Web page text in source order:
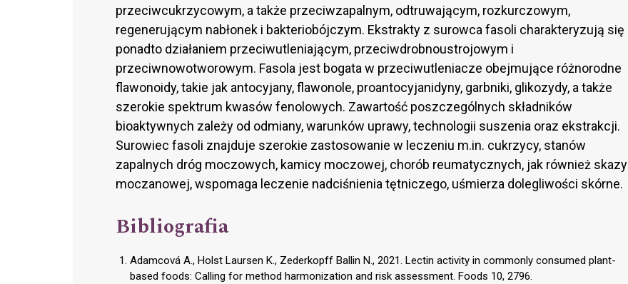
przeciwcukrzycowym, a także przeciwzapalnym, odtruwającym, rozkurczowym,
regenerującym nabłonek i bakteriobójczym. Ekstrakty z surowca fasoli charakteryzują się
ponadto działaniem przeciwutleniającym, przeciwdrobnoustrojowym i
przeciwnowotworowym. Fasola jest bogata w przeciwutleniacze obejmujące różnorodne
flawonoidy, takie jak antocyjany, flawonole, proantocyjanidyny, garbniki, glikozydy, a także
szerokie spektrum kwasów fenolowych. Zawartość poszczególnych składników
bioaktywnych zależy od odmiany, warunków uprawy, technologii suszenia oraz ekstrakcji.
Surowiec fasoli znajduje szerokie zastosowanie w leczeniu m.in. cukrzycy, stanów
zapalnych dróg moczowych, kamicy moczowej, chorób reumatycznych, jak również skazy
moczanowej, wspomaga leczenie nadciśnienia tętniczego, uśmierza dolegliwości skórne.
Bibliografia
Adamcová A., Holst Laursen K., Zederkopff Ballin N., 2021. Lectin activity in commonly consumed plant-
based foods: Calling for method harmonization and risk assessment. Foods 10, 2796.